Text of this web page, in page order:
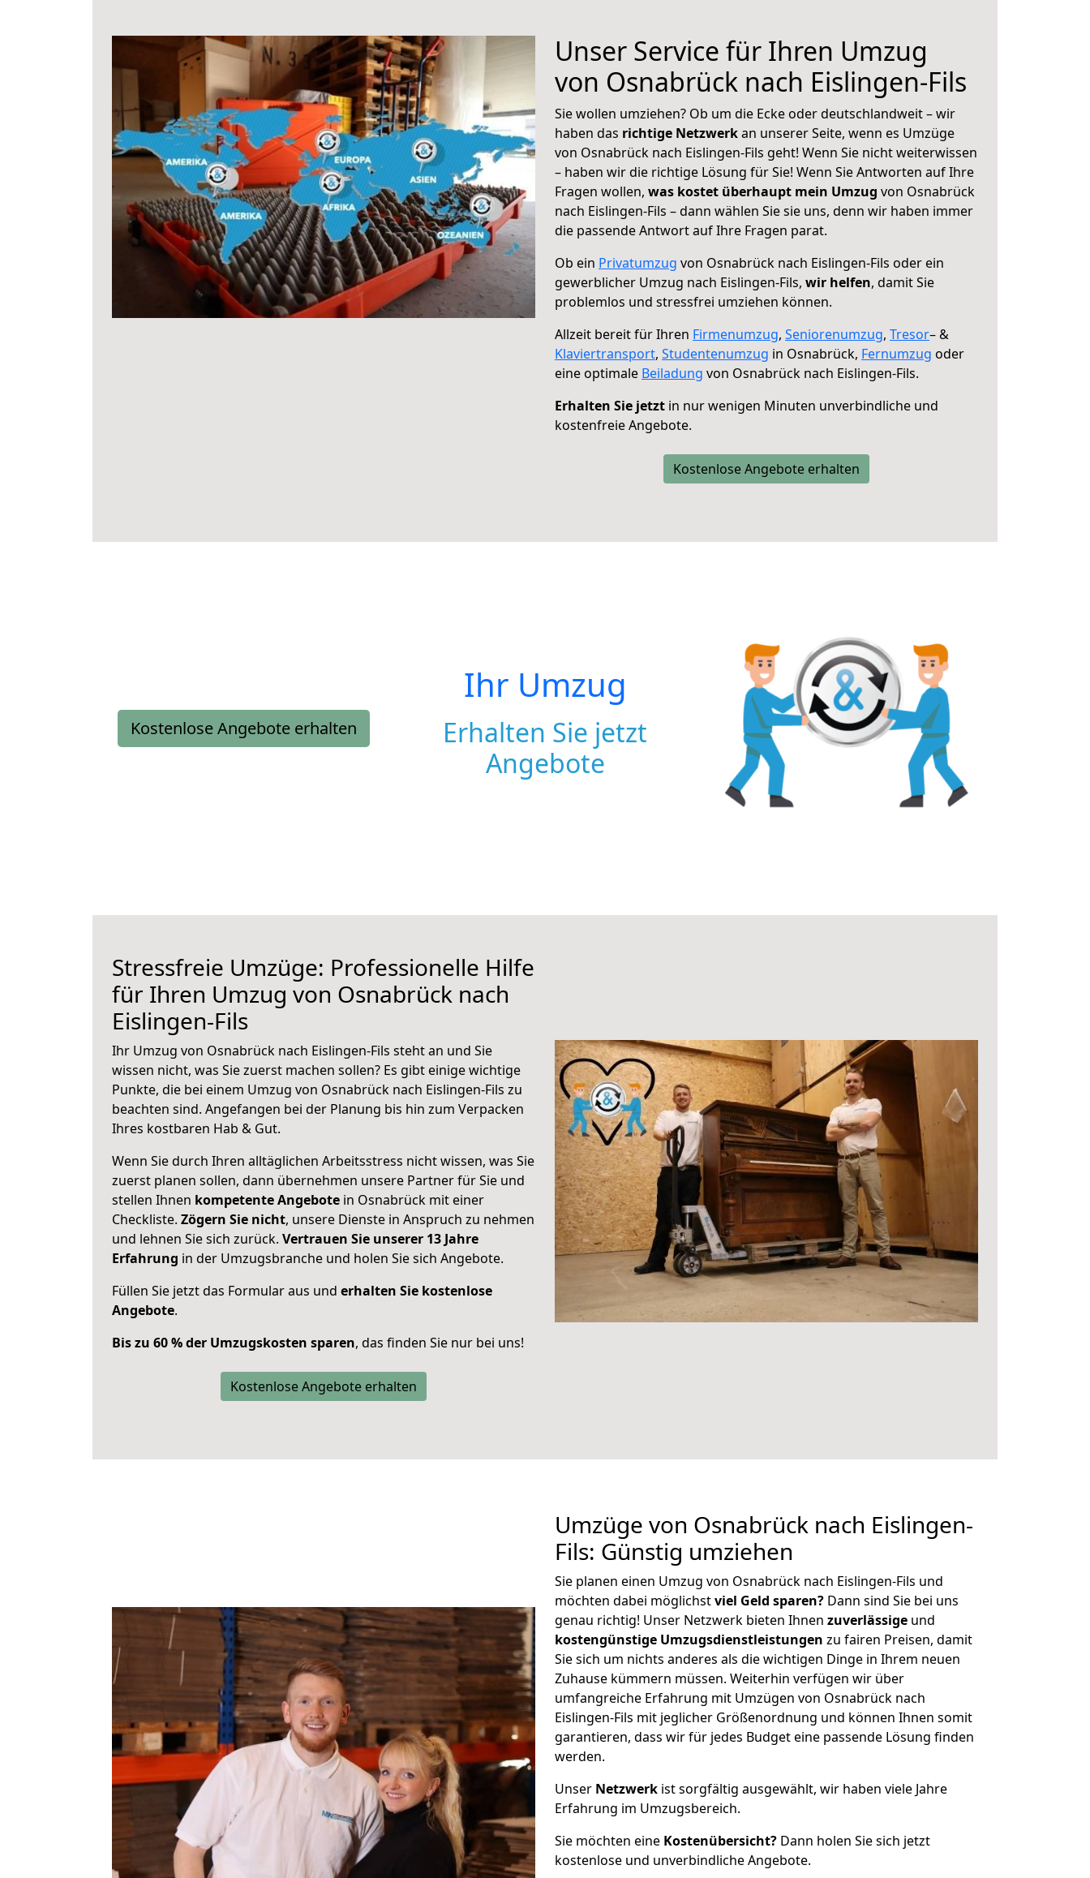
Unser Service für Ihren Umzug
von Osnabrück nach Eislingen-Fils
Sie wollen umziehen? Ob um die Ecke oder deutschlandweit – wir
haben das richtige Netzwerkan unserer Seite, wenn es Umzüge
von Osnabrück nach Eislingen-Fils geht! Wenn Sie nicht weiterwissen
– haben wir die richtige Lösung für Sie! Wenn Sie Antworten auf Ihre
Fragen wollen, was kostet überhaupt mein Umzug von Osnabrück
nach Eislingen-Fils – dann wählen Sie sie uns, denn wir haben immer
die passende Antwort auf Ihre Fragen parat.
Ob ein Privatumzug von Osnabrück nach Eislingen-Fils oder ein
gewerblicher Umzug nach Eislingen-Fils, wir helfen, damit Sie
problemlos und stressfrei umziehen können.
Allzeit bereit für Ihren Firmenumzug, Seniorenumzug, Tresor– &
Klaviertransport, Studentenumzug in Osnabrück, Fernumzug oder
eine optimale Beiladung von Osnabrück nach Eislingen-Fils.
Erhalten Sie jetzt in nur wenigen Minuten unverbindliche und
kostenfreie Angebote.
Kostenlose Angebote erhalten
Kostenlose Angebote erhalten
Ihr Umzug
Erhalten Sie jetzt
Angebote
Stressfreie Umzüge: Professionelle Hilfe
für Ihren Umzug von Osnabrück nach
Eislingen-Fils
Ihr Umzug von Osnabrück nach Eislingen-Fils steht an und Sie
wissen nicht, was Sie zuerst machen sollen? Es gibt einige wichtige
Punkte, die bei einem Umzug von Osnabrück nach Eislingen-Fils zu
beachten sind. Angefangen bei der Planung bis hin zum Verpacken
Ihres kostbaren Hab & Gut.
Wenn Sie durch Ihren alltäglichen Arbeitsstress nicht wissen, was Sie
zuerst planen sollen, dann übernehmen unsere Partner für Sie und
stellen Ihnen kompetente Angebote in Osnabrück mit einer
Checkliste. Zögern Sie nicht, unsere Dienste in Anspruch zu nehmen
und lehnen Sie sich zurück. Vertrauen Sie unserer 13 Jahre
Erfahrung in der Umzugsbranche und holen Sie sich Angebote.
Füllen Sie jetzt das Formular aus und erhalten Sie kostenlose
Angebote.
Bis zu 60 % der Umzugskosten sparen, das finden Sie nur bei uns!
Kostenlose Angebote erhalten
Umzüge von Osnabrück nach Eislingen-
Fils: Günstig umziehen
Sie planen einen Umzug von Osnabrück nach Eislingen-Fils und
möchten dabei möglichstviel Geld sparen? Dann sind Sie bei uns
genau richtig! Unser Netzwerk bieten Ihnen zuverlässige und
kostengünstige Umzugsdienstleistungen zu fairen Preisen, damit
Sie sich um nichts anderes als die wichtigen Dinge in Ihrem neuen
Zuhause kümmern müssen. Weiterhin verfügen wir über
umfangreiche Erfahrung mit Umzügen von Osnabrück nach
Eislingen-Fils mit jeglicher Größenordnung und können Ihnen somit
garantieren, dass wir für jedes Budget eine passende Lösung finden
werden.
Unser Netzwerk ist sorgfältig ausgewählt, wir haben viele Jahre
Erfahrung im Umzugsbereich.
Sie möchten eine Kostenübersicht? Dann holen Sie sich jetzt
kostenlose und unverbindliche Angebote.